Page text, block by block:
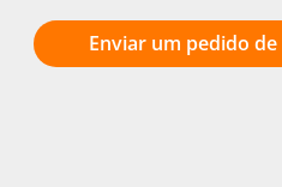
Enviar um pedido